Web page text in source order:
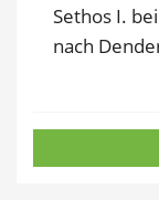
Sethos I.
nach